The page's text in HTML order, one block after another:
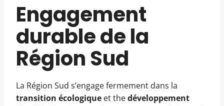
Engagement
durable de la
Région Sud
La Région Sud s’engage fermement dans la
transition écologique et thedéveloppement